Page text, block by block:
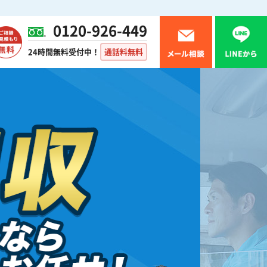
0120-926-449
24時間無料受付中！ 通話料無料